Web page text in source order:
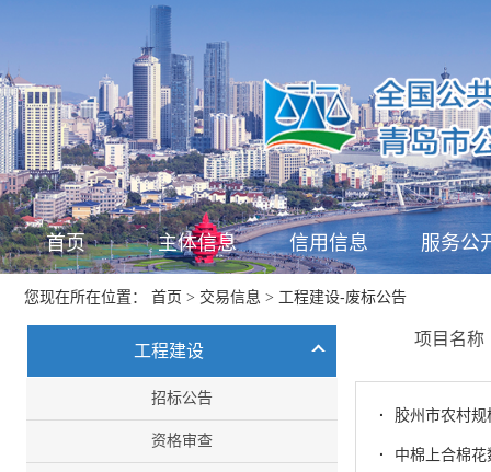
首页 主体信息 信用信息 服务公
您现在所在位置： 首页 > 交易信息 > 工程建设-废标公告
工程建设
招标公告
资格审查
项目名
· 胶州市农村
· 中棉上合棉